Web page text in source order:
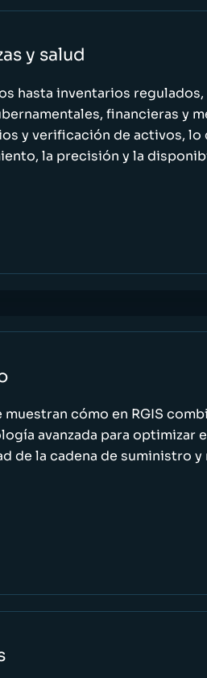
y salud
hasta inventarios regulados,
financieras y
y verificación de activos, lo
la precisión y la
cómo en RGIS
avanzada para optimizar
de la cadena de suministro